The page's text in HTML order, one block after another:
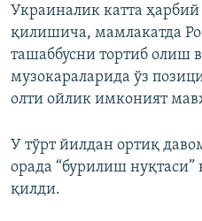
Украиналик катта
қилишича, мамлакатда
ташаббусни тортиб олиш
музокараларида ўз
олти ойлик имконият
У тўрт йилдан ортиқ
орада “бурилиш
қилди.